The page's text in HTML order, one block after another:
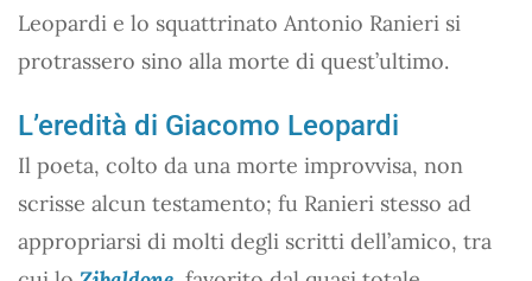
Leopardi e lo squattrinato Antonio Ranieri si
protrassero sino alla morte di quest’ultimo.
L’eredità di Giacomo Leopardi
Il poeta, colto da una morte improvvisa, non
scrisse alcun testamento; fu Ranieri stesso ad
appropriarsi di molti degli scritti dell’amico, tra